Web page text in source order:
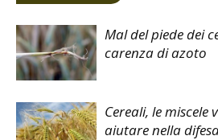
Mal del piede dei
carenza di azoto
Cereali, le miscele
aiutare nella